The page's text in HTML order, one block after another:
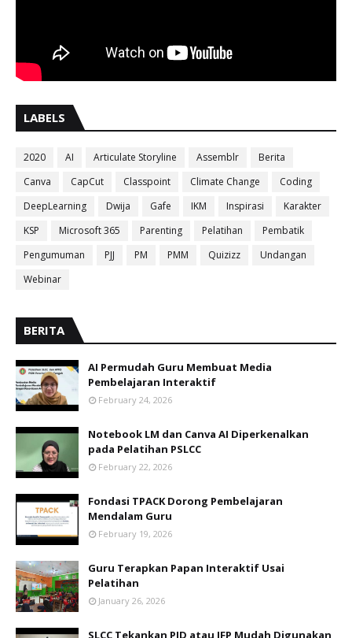
LABELS
2020 AI Articulate Storyline Assemblr
Berita
Canva
CapCut Classpoint Climate Change
Coding
DeepLearning
Dwija Gafe IKM Inspirasi
Karakter
KSP
Microsoft 365 Parenting Pelatihan
Pembatik
Pengumuman
PJJ PM PMM Quizizz
Undangan
Webinar
BERITA
AI Permudah Guru Membuat Media
Pembelajaran Interaktif
February 24, 2026
Notebook LM dan Canva AI Diperkenalkan
pada Pelatihan PSLCC
February 22, 2026
Fondasi TPACK Dorong Pembelajaran
Mendalam Guru
February 19, 2026
Guru Terapkan Papan Interaktif Usai
Pelatihan
January 26, 2026
SLCC Tekankan PID atau IFP Mudah Digunakan